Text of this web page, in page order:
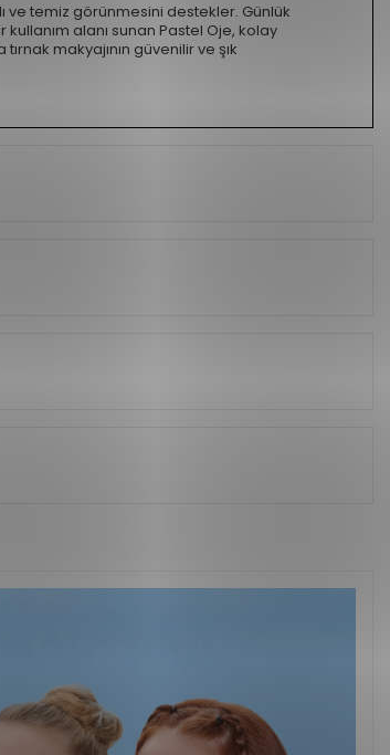
ve temiz görünmesini destekler. Günlük
alanı sunan Pastel Oje, kolay
makyajının güvenilir ve şık